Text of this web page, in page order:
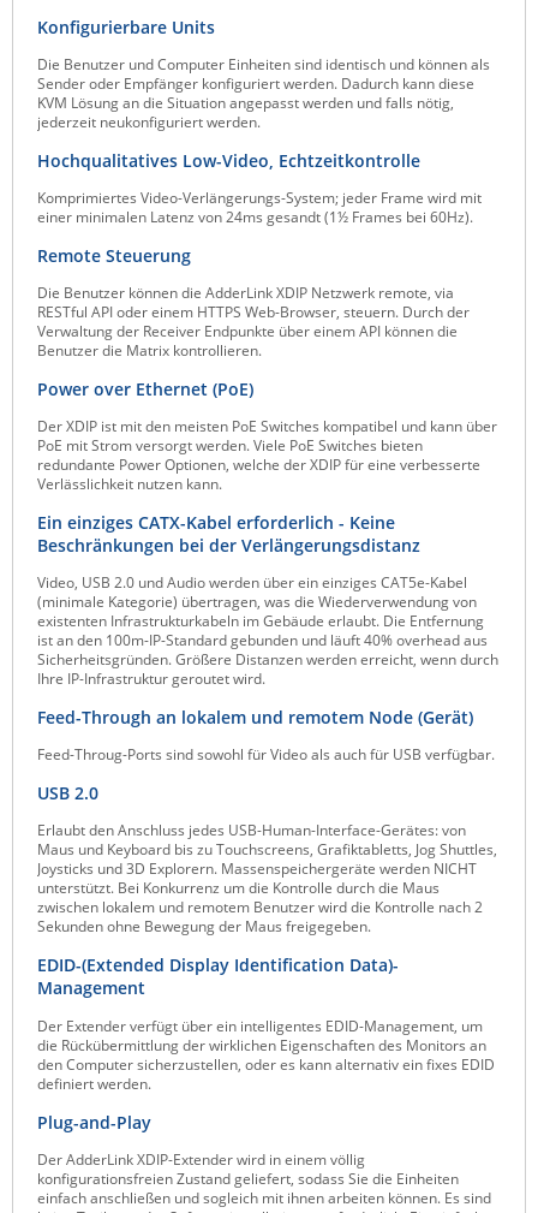
Konfigurierbare Units
Die Benutzer und Computer Einheiten sind identisch und können als
Sender oder Empfänger konfiguriert werden. Dadurch kann diese
KVM Lösung an die Situation angepasst werden und falls nötig,
jederzeit neukonfiguriert werden.
Hochqualitatives Low-Video, Echtzeitkontrolle
Komprimiertes Video-Verlängerungs-System; jeder Frame wird mit
einer minimalen Latenz von 24ms gesandt (1½ Frames bei 60Hz).
Remote Steuerung
Die Benutzer können die AdderLink XDIP Netzwerk remote, via
RESTful API oder einem HTTPS Web-Browser, steuern. Durch der
Verwaltung der Receiver Endpunkte über einem API können die
Benutzer die Matrix kontrollieren.
Power over Ethernet (PoE)
Der XDIP ist mit den meisten PoE Switches kompatibel und kann über
PoE mit Strom versorgt werden. Viele PoE Switches bieten
redundante Power Optionen, welche der XDIP für eine verbesserte
Verlässlichkeit nutzen kann.
Ein einziges CATX-Kabel erforderlich - Keine
Beschränkungen bei der Verlängerungsdistanz
Video, USB 2.0 und Audio werden über ein einziges CAT5e-Kabel
(minimale Kategorie) übertragen, was die Wiederverwendung von
existenten Infrastrukturkabeln im Gebäude erlaubt. Die Entfernung
ist an den 100m-IP-Standard gebunden und läuft 40% overhead aus
Sicherheitsgründen. Größere Distanzen werden erreicht, wenn durch
Ihre IP-Infrastruktur geroutet wird.
Feed-Through an lokalem und remotem Node (Gerät)
Feed-Throug-Ports sind sowohl für Video als auch für USB verfügbar.
USB 2.0
Erlaubt den Anschluss jedes USB-Human-Interface-Gerätes: von
Maus und Keyboard bis zu Touchscreens, Grafiktabletts, Jog Shuttles,
Joysticks und 3D Explorern. Massenspeichergeräte werden NICHT
unterstützt. Bei Konkurrenz um die Kontrolle durch die Maus
zwischen lokalem und remotem Benutzer wird die Kontrolle nach 2
Sekunden ohne Bewegung der Maus freigegeben.
EDID-(Extended Display Identification Data)-
Management
Der Extender verfügt über ein intelligentes EDID-Management, um
die Rückübermittlung der wirklichen Eigenschaften des Monitors an
den Computer sicherzustellen, oder es kann alternativ ein fixes EDID
definiert werden.
Plug-and-Play
Der AdderLink XDIP-Extender wird in einem völlig
konfigurationsfreien Zustand geliefert, sodass Sie die Einheiten
einfach anschließen und sogleich mit ihnen arbeiten können. Es sind